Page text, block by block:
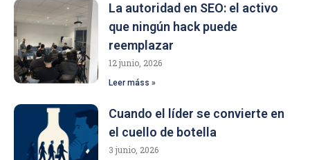
La autoridad en SEO: el activo
que ningún hack puede
reemplazar
12 junio, 2026
Leer máss »
Cuando el líder se convierte en
el cuello de botella
3 junio, 2026